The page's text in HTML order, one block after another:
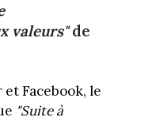
valeurs"de
Facebook, le
"Suite à